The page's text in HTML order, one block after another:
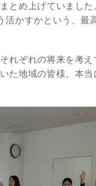
とめ上げていまし
かすかという、最
ぞれの将来を考え
た地域の皆様、本